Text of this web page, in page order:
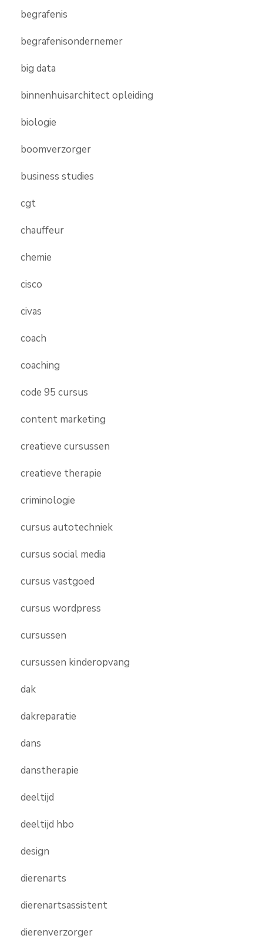
begrafenis
begrafenisondernemer
big data
binnenhuisarchitect opleiding
biologie
boomverzorger
business studies
cgt
chauffeur
chemie
cisco
civas
coach
coaching
code 95 cursus
content marketing
creatieve cursussen
creatieve therapie
criminologie
cursus autotechniek
cursus social media
cursus vastgoed
cursus wordpress
cursussen
cursussen kinderopvang
dak
dakreparatie
dans
danstherapie
deeltijd
deeltijd hbo
design
dierenarts
dierenartsassistent
dierenverzorger